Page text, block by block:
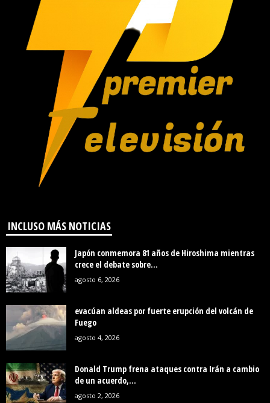
INCLUSO MÁS NOTICIAS
Japón conmemora 81 años de Hiroshima mientras
crece el debate sobre...
agosto 6, 2026
evacúan aldeas por fuerte erupción del volcán de
Fuego
agosto 4, 2026
Donald Trump frena ataques contra Irán a cambio
de un acuerdo,...
agosto 2, 2026